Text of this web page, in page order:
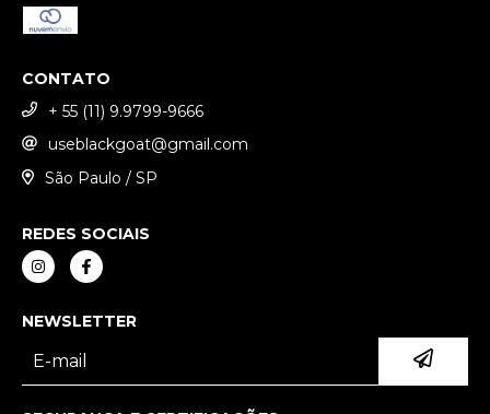
CONTATO
+ 55 (11) 9.9799-9666
useblackgoat@gmail.com
São Paulo / SP
REDES SOCIAIS
NEWSLETTER